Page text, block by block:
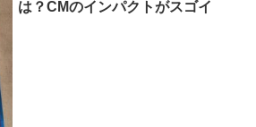
は？CMのインパクトがスゴイ